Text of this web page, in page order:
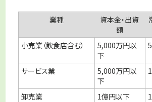
業種
資本金・出資
額
小売業（飲食店含む）
5,000万円以
下
サービス業
5,000万円以
下
卸売業 1億円以下